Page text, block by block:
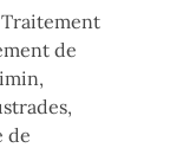
de
de